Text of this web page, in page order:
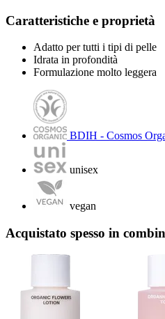
Caratteristiche e proprietà
Adatto per tutti i tipi di pelle
Idrata in profondità
Formulazione molto leggera
BDIH - Cosmos
unisex
vegan
Acquistato spesso in